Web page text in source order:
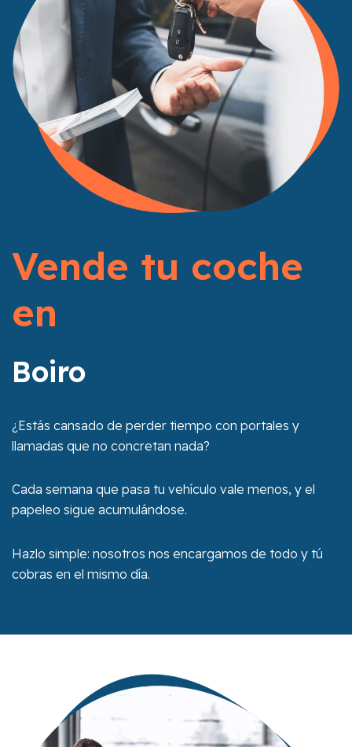
Vende tu coche
en
Boiro
¿Estás cansado de perder tiempo con portales y
llamadas que no concretan nada?
Cada semana que pasa tu vehículo vale menos, y el
papeleo sigue acumulándose.
Hazlo simple: nosotros nos encargamos de todo y tú
cobras en el mismo día.